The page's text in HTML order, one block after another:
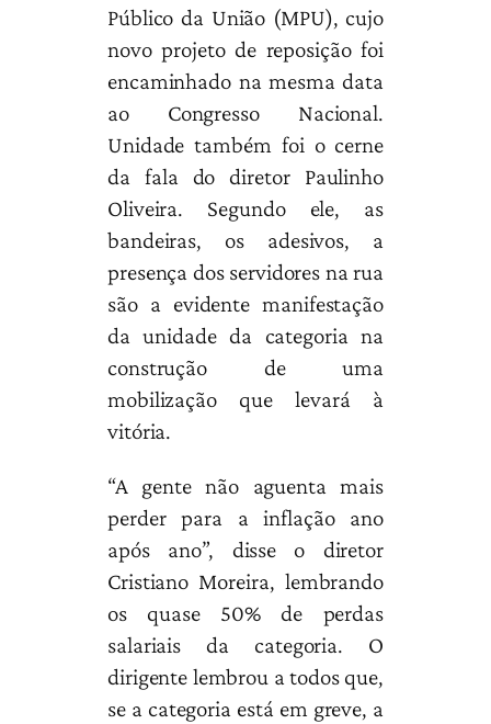
Público da União (MPU), cujo
novo projeto de reposição foi
encaminhado na mesma data
ao Congresso Nacional.
Unidade também foi o cerne
da fala do diretor Paulinho
Oliveira. Segundo ele, as
bandeiras, os adesivos, a
presença dos servidores na rua
são a evidente manifestação
da unidade da categoria na
construção de uma
mobilização que levará à
vitória.
“A gente não aguenta mais
perder para a inflação ano
após ano”, disse o diretor
Cristiano Moreira, lembrando
os quase 50% de perdas
salariais da categoria. O
dirigente lembrou a todos que,
se a categoria está em greve, a